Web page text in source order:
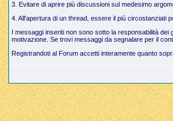
3. Evitare di aprire più discussioni sul medesimo
4. All'apertura di un thread, essere il più circostanziati
I messaggi inseriti non sono sotto la responsabilità
motivazione. Se trovi messaggi da segnalare per il
Registrandoti al Forum accetti interamente quanto